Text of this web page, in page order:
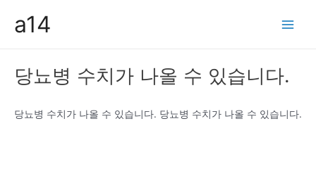
a14
당뇨병 수치가 나올 수 있습니다.
당뇨병 수치가 나올 수 있습니다. 당뇨병 수치가 나올 수 있습니다.